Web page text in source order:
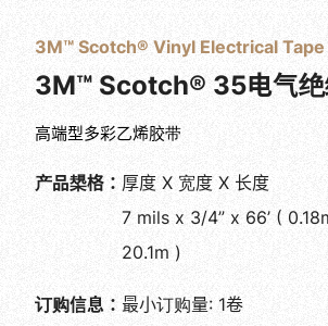
3M™ Scotch® Vinyl Electrical
3M™ Scotch® 35电气绝
高端型多彩乙烯胶带
产品槼格： 厚度 X 宽度 X 长度
7 mils x 3/4” x 66’ (
20.1m )
订购信息： 最小订购量: 1卷